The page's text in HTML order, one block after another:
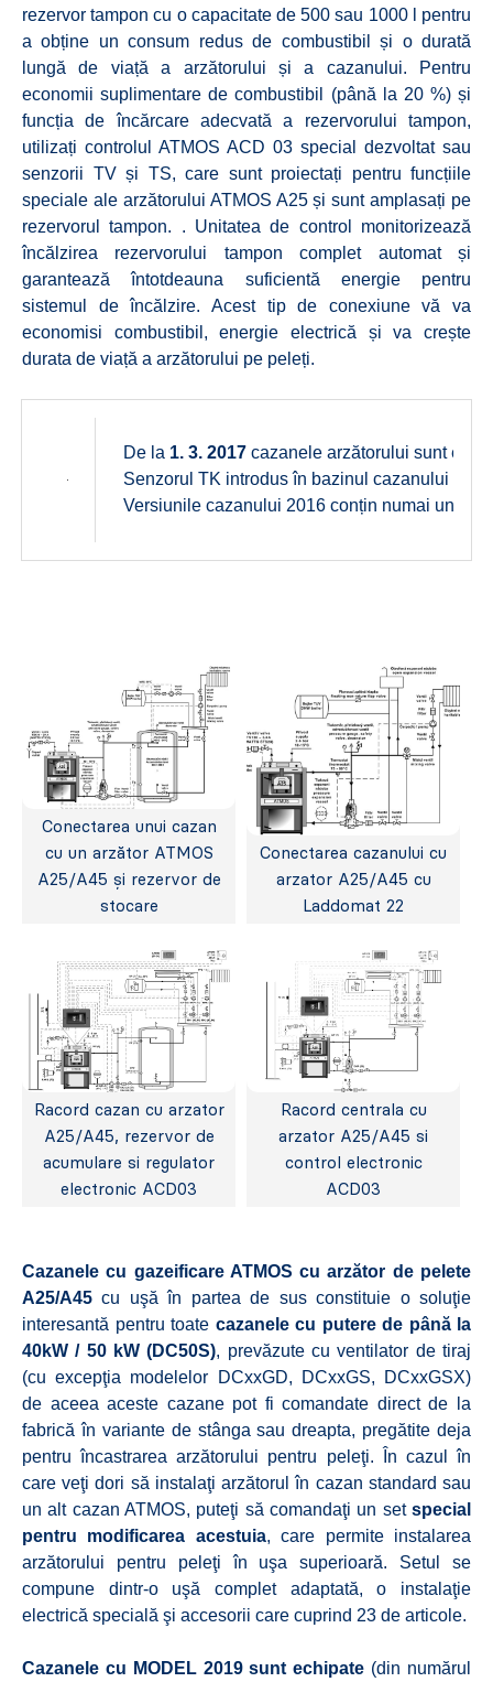
rezervor tampon cu o capacitate de 500 sau 1000 l pentru
a obține un consum redus de combustibil și o durată
lungă de viață a arzătorului și a cazanului. Pentru
economii suplimentare de combustibil (până la 20 %) și
funcția de încărcare adecvată a rezervorului tampon,
utilizați controlul ATMOS ACD 03 special dezvoltat sau
senzorii TV și TS, care sunt proiectați pentru funcțiile
speciale ale arzătorului ATMOS A25 și sunt amplasați pe
rezervorul tampon. . Unitatea de control monitorizează
încălzirea rezervorului tampon complet automat și
garantează întotdeauna suficientă energie pentru
sistemul de încălzire. Acest tip de conexiune vă va
economisi combustibil, energie electrică și va crește
durata de viață a arzătorului pe peleți.
De la 1. 3. 2017 cazanele arzătorului sunt
Senzorul TK introdus în bazinul cazanului (de
Versiunile cazanului 2016 conțin numai un
Conectarea unui cazan
cu un arzător ATMOS
A25/A45 și rezervor de
stocare
Conectarea cazanului cu
arzator A25/A45 cu
Laddomat 22
Racord cazan cu arzator
A25/A45, rezervor de
acumulare si regulator
electronic ACD03
Racord centrala cu
arzator A25/A45 si
control electronic
ACD03
Cazanele cu gazeificare ATMOS cu arzător de pelete
A25/A45 cu uşă în partea de sus constituie o soluţie
interesantă pentru toate cazanele cu putere de până la
40kW / 50 kW (DC50S), prevăzute cu ventilator de tiraj
(cu excepţia modelelor DCxxGD, DCxxGS, DCxxGSX)
de aceea aceste cazane pot fi comandate direct de la
fabrică în variante de stânga sau dreapta, pregătite deja
pentru încastrarea arzătorului pentru peleţi. În cazul în
care veţi dori să instalaţi arzătorul în cazan standard sau
un alt cazan ATMOS, puteţi să comandaţi un set special
pentru modificarea acestuia, care permite instalarea
arzătorului pentru peleţi în uşa superioară. Setul se
compune dintr-o uşă complet adaptată, o instalaţie
electrică specială şi accesorii care cuprind 23 de articole.
Cazanele cu MODEL 2019 sunt echipate (din numărul